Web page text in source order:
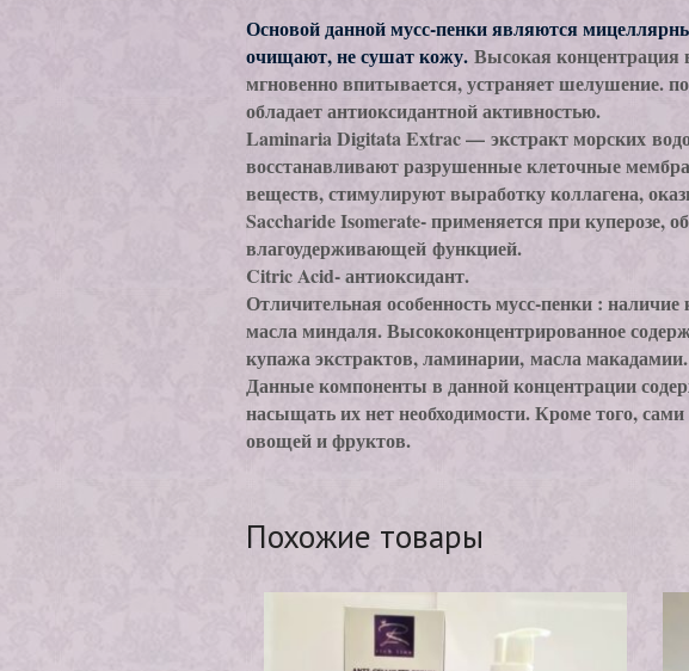
Основой данной мусс-пенки являются
очищают, не сушат кожу. Высокая концентрация
мгновенно впитывается, устраняет шелушение.
обладает антиоксидантной активностью.
Laminaria Digitata Extrac — экстракт морских
восстанавливают разрушенные клеточные
веществ, стимулируют выработку коллагена,
Saccharide Isomerate- применяется при куперозе,
влагоудерживающей функцией.
Citric Acid- антиоксидант.
Отличительная особенность мусс-пенки :
масла миндаля. Высококонцентрированное
купажа экстрактов, ламинарии, масла макадамии.
Данные компоненты в данной концентрации
насыщать их нет необходимости. Кроме того,
овощей и фруктов.
Похожие товары